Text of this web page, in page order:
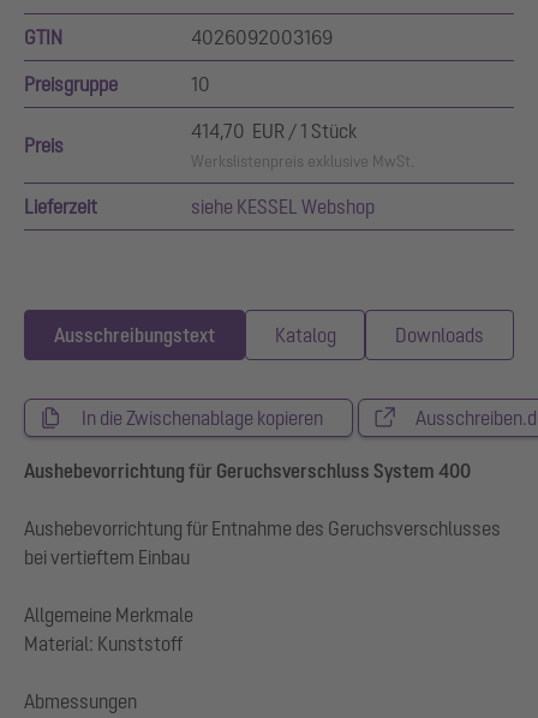
GTIN 4026092003169
Preisgruppe 10
Preis
414,70 EUR / 1 Stück
Werkslistenpreis exklusive MwSt.
Lieferzeit siehe KESSEL Webshop
Ausschreibungstext Katalog Downloads
In die Zwischenablage kopieren
Aushebevorrichtung für Geruchsverschluss System 400
Aushebevorrichtung für Entnahme des Geruchsverschlusses
bei vertieftem Einbau
Allgemeine Merkmale
Material: Kunststoff
Abmessungen